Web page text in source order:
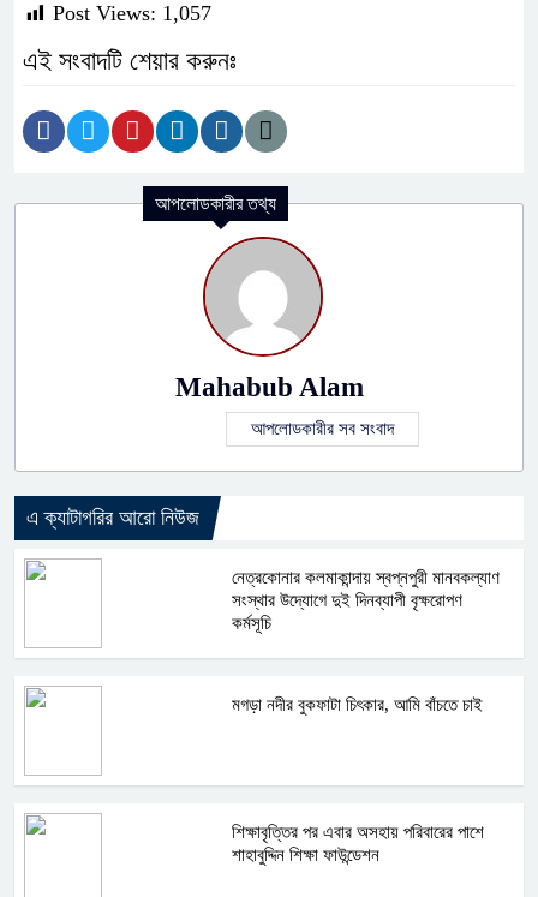
Post Views: 1,057
এই সংবাদটি শেয়ার করুনঃ
আপলোডকারীর তথ্য
Mahabub Alam
আপলোডকারীর সব সংবাদ
এ ক্যাটাগরির আরো নিউজ
নেত্রকোনার কলমাকান্দায় স্বপ্নপুরী মানবকল্যাণ
সংস্থার উদ্যোগে দুই দিনব্যাপী বৃক্ষরোপণ
কর্মসূচি
মগড়া নদীর বুকফাটা চিৎকার, আমি বাঁচতে চাই
শিক্ষাবৃত্তির পর এবার অসহায় পরিবারের পাশে
শাহাবুদ্দিন শিক্ষা ফাউন্ডেশন